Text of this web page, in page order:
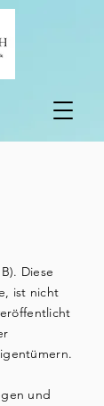
Diese
ist nicht
und